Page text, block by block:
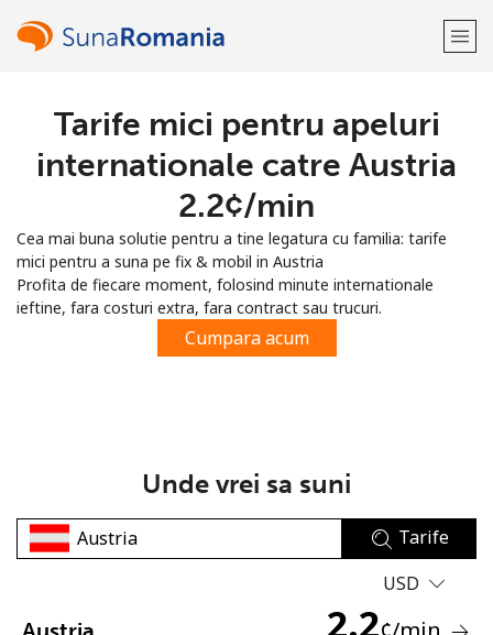
Bine-ai venit!
Inregistreaza-te cu
Tarife mici pentru apeluri
internationale catre Austria
⁦2.2¢⁩/min
Cea mai buna solutie pentru a tine legatura cu familia: tarife
mici pentru a suna pe fix & mobil in Austria
Profita de fiecare moment, folosind minute internationale
ieftine, fara costuri extra, fara contract sau trucuri.
Cumpara acum
Unde vrei sa suni
Tarife
USD
2.2